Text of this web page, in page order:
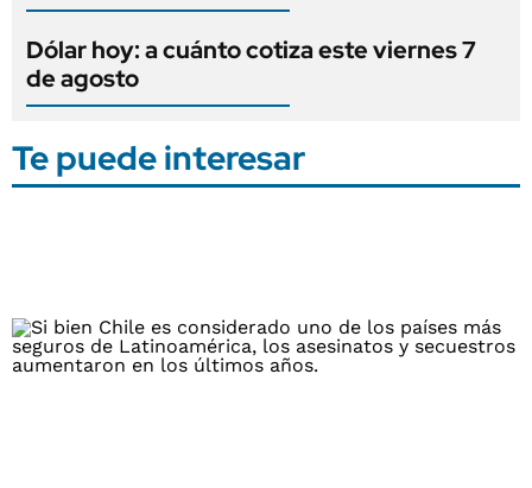
Dólar hoy: a cuánto cotiza este viernes 7
de agosto
Te puede interesar